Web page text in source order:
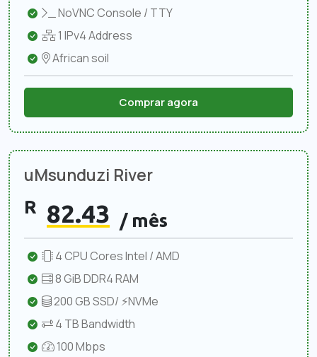
NoVNC Console / TTY
1 IPv4 Address
African soil
Comprar agora
uMsunduzi River
R 82.43 / mês
4 CPU Cores Intel / AMD
8 GiB DDR4 RAM
200 GB SSD/ ⚡NVMe
4 TB Bandwidth
100 Mbps